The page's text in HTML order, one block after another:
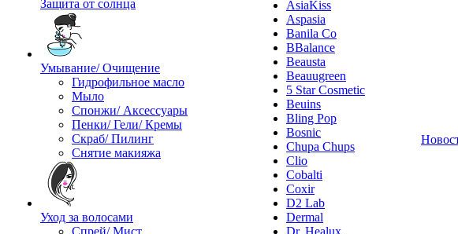
Защита от солнца
Умывание/ Очищение
Гидрофильное масло
Мыло
Спонжи/ Аксессуары
Пенки/ Гели/ Кремы
Скраб/ Пилинг
Снятие макияжа
Уход за волосами
Спрей/ Мист
AsiaKiss
Aspasia
Banila Co
BBalance
Beausta
Beauugreen
5 Star Cosmetic
Beuins
Bling Pop
Bosnic
Chupa Chups
Clio
Cobalti
Coxir
D2 Lab
Dermal
Dr. Healux